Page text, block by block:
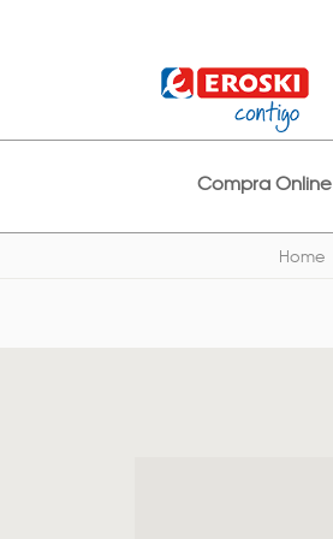
Compra Online
Home